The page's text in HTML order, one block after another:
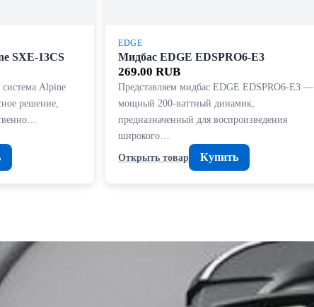
SXE-13CS
система Alpine
решение,
EDGE
Мидбас EDGE EDSPRO6-E3
269.00 RUB
Представляем мидбас EDGE EDSPRO6-E3 —
мощный 200-ваттный динамик,
предназначенный для воспроизведения
широкого…
Открыть товар
Купить